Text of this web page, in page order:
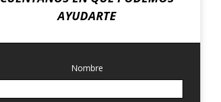
AYUDARTE
Nombre